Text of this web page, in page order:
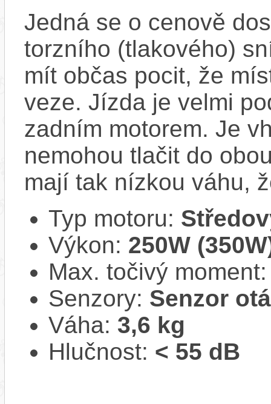
Jedná se o cenově
torzního (tlakového)
mít občas pocit, že
veze. Jízda je velmi
zadním motorem. Je
nemohou tlačit do
mají tak nízkou váhu,
Typ motoru:
Výkon: 250W
Max. točivý
Senzory: Senzor
Váha: 3,6 kg
Hlučnost: < 55 dB